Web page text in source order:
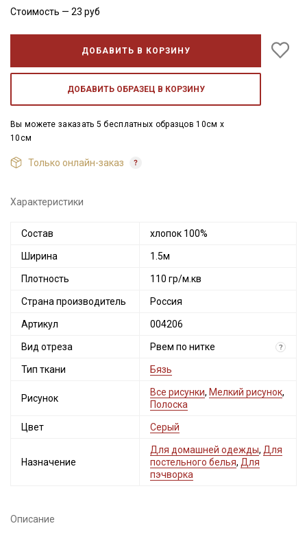
Стоимость — 23 руб
ДОБАВИТЬ В КОРЗИНУ
ДОБАВИТЬ ОБРАЗЕЦ В КОРЗИНУ
Вы можете заказать 5 бесплатных образцов 10см x
10см
Только онлайн-заказ
Характеристики
Состав хлопок 100%
Ширина 1.5м
Плотность 110 гр/м.кв
Страна производитель Россия
Артикул 004206
Вид отреза Рвем по нитке ?
Тип ткани Бязь
Рисунок
Все рисунки, Мелкий рисунок,
Полоска
Цвет Серый
Назначение
Для домашней одежды, Для
постельного белья, Для
пэчворка
Описание